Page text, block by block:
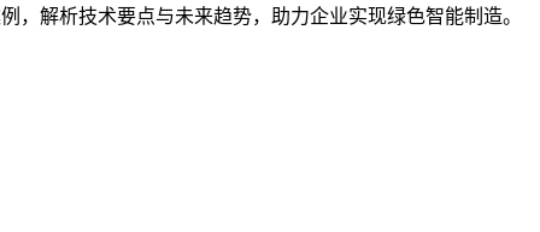
解析技术要点与未来趋势，助力企业实现绿色智能制造。